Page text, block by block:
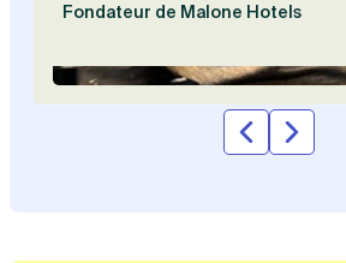
Fondateur de Malone Hotels